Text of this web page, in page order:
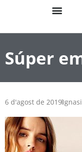
Súper
6 d'agost de 2019